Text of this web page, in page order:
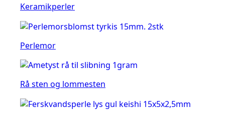
Keramikperler
Perlemor
Rå sten og lommesten